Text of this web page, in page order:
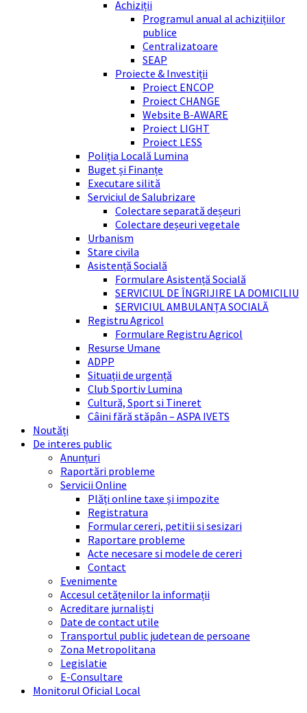
Achiziții
Programul anual al achizițiilor
publice
Centralizatoare
SEAP
Proiecte & Investiții
Proiect ENCOP
Proiect CHANGE
Website B-AWARE
Proiect LIGHT
Proiect LESS
Poliția Locală Lumina
Buget și Finanțe
Executare silită
Serviciul de Salubrizare
Colectare separată deșeuri
Colectare deșeuri vegetale
Urbanism
Stare civila
Asistență Socială
Formulare Asistență Socială
SERVICIUL DE ÎNGRIJIRE LA DOMICILIU
SERVICIUL AMBULANȚA SOCIALĂ
Registru Agricol
Formulare Registru Agricol
Resurse Umane
ADPP
Situații de urgență
Club Sportiv Lumina
Cultură, Sport si Tineret
Câini fără stăpân – ASPA IVETS
Noutăți
De interes public
Anunțuri
Raportări probleme
Servicii Online
Plăți online taxe și impozite
Registratura
Formular cereri, petitii si sesizari
Raportare probleme
Acte necesare si modele de cereri
Contact
Evenimente
Accesul cetățenilor la informații
Acreditare jurnaliști
Date de contact utile
Transportul public judetean de persoane
Zona Metropolitana
Legislatie
E-Consultare
Monitorul Oficial Local